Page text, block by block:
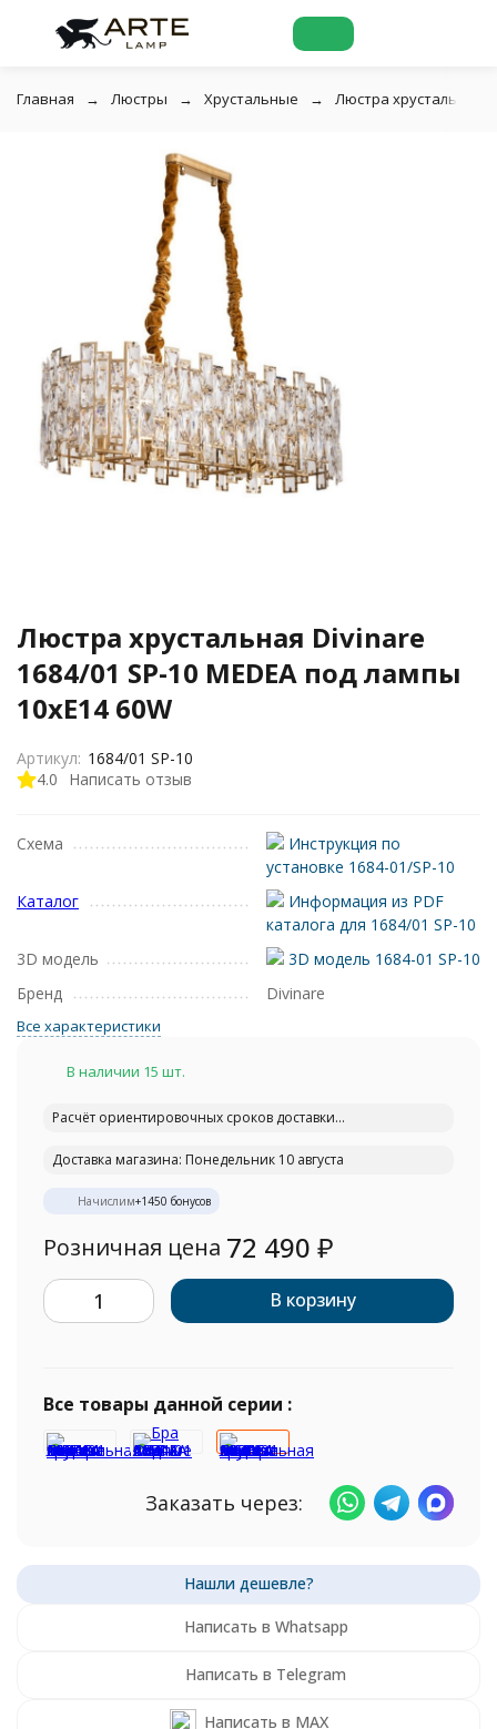
Главная Люстры Хрустальные Люстра хрустальная
Люстра хрустальная Divinare
1684/01 SP-10 MEDEA под лампы
10xE14 60W
4.0 Написать отзыв
Артикул: 1684/01 SP-10
Схема
Инструкция по
установке 1684-01/SP-10
Каталог
Информация из PDF
каталога для 1684/01 SP-10
3D модель
3D модель 1684-01 SP-10
Бренд
Divinare
Все характеристики
В наличии 15 шт.
Расчёт ориентировочных сроков доставки...
Доставка магазина: Понедельник 10 августа
Начислим+1450 бонусов
Розничная цена 72 490 ₽
В корзину
Все товары данной серии :
Заказать через:
Написать в Whatsapp
Написать в Telegram
Написать в MAX